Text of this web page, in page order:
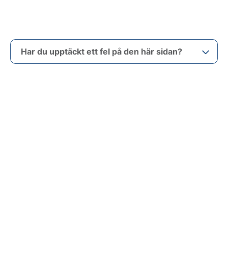
Har du upptäckt ett fel på den här sidan?